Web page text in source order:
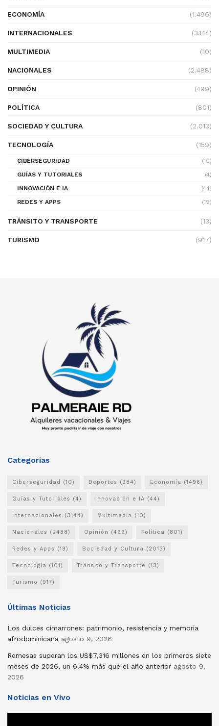
ECONOMÍA (1.496)
INTERNACIONALES (3.144)
MULTIMEDIA (10)
NACIONALES (2.488)
OPINIÓN (499)
POLÍTICA (801)
SOCIEDAD Y CULTURA (2.013)
TECNOLOGÍA (159)
CIBERSEGURIDAD
(10)
GUÍAS Y TUTORIALES
(4)
INNOVACIÓN E IA
(44)
REDES Y APPS
(19)
TRÁNSITO Y TRANSPORTE (13)
TURISMO (917)
Categorias
Ciberseguridad (10) Deportes (984) Economía (1496)
Guías y Tutoriales (4) Innovación e IA (44)
Internacionales (3144) Multimedia (10)
Nacionales (2488) Opinión (499) Política (801)
Redes y Apps (19) Sociedad y Cultura (2013)
Tecnología (101) Tránsito y Transporte (13)
Turismo (917)
Últimas Noticias
Los dulces cimarrones: patrimonio, resistencia y memoria
afrodominicana agosto 9, 2026
Remesas superan los US$7,316 millones en los primeros siete
meses de 2026, un 6.4% más que el año anterior agosto 9,
2026
Noticias en Vivo